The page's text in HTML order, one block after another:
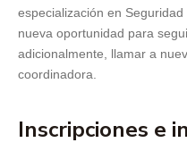
especialización en
nueva oportunidad para
adicionalmente, llamar a
coordinadora.
Inscripciones e